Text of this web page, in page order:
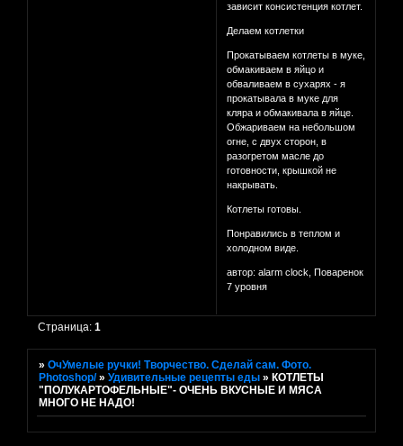
зависит консистенция котлет.
Делаем котлетки
Прокатываем котлеты в муке,
обмакиваем в яйцо и
обваливаем в сухарях - я
прокатывала в муке для
кляра и обмакивала в яйце.
Обжариваем на небольшом
огне, с двух сторон, в
разогретом масле до
готовности, крышкой не
накрывать.
Котлеты готовы.
Понравились в теплом и
холодном виде.
автор: alarm clock, Поваренок
7 уровня
Страница:1
»ОчУмелые ручки! Творчество. Сделай сам. Фото.
Photoshop/ »Удивительные рецепты еды »КОТЛЕТЫ
"ПОЛУКАРТОФЕЛЬНЫЕ"- ОЧЕНЬ ВКУСНЫЕ И МЯСА
МНОГО НЕ НАДО!